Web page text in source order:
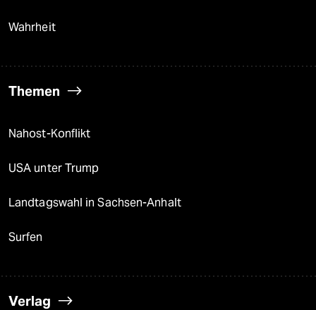
Wahrheit
Themen
Nahost-Konflikt
USA unter Trump
Landtagswahl in Sachsen-Anhalt
Surfen
Verlag